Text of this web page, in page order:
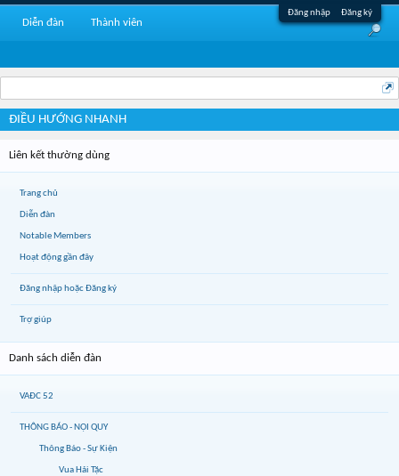
Đăng nhập Đăng ký
ĐIỀU HƯỚNG NHANH
Liên kết thường dùng
Trang chủ
Diễn đàn
Notable Members
Hoạt động gần đây
Đăng nhập hoặc Đăng ký
Trợ giúp
Danh sách diễn đàn
VAĐC 52
THÔNG BÁO - NỘI QUY
Thông Báo - Sự Kiện
Vua Hải Tặc
Diễn đàn Thành viên